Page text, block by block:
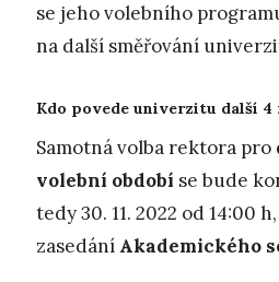
se jeho volebního
na další směřování
Kdo povede univerzitu další 4
Samotná volba rektora pro
volební období se bude
tedy 30. 11. 2022 od 14:00
zasedání Akademického